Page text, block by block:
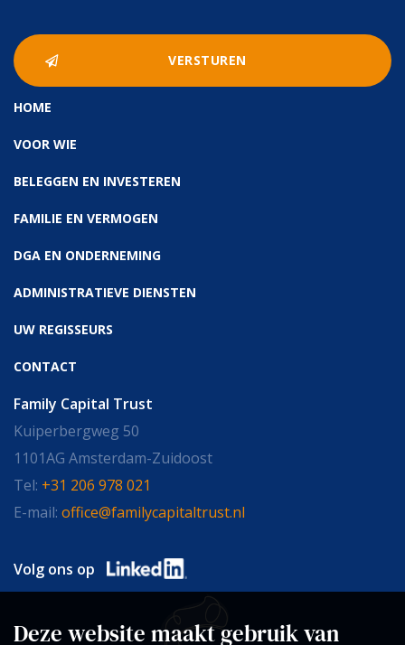
HOME
VOOR WIE
BELEGGEN EN INVESTEREN
FAMILIE EN VERMOGEN
DGA EN ONDERNEMING
ADMINISTRATIEVE DIENSTEN
UW REGISSEURS
CONTACT
Family Capital Trust
Kuiperbergweg 50
1101AG Amsterdam-Zuidoost
Tel: +31 206 978 021
E-mail: office@familycapitaltrust.nl
Volg ons op
Deze website maakt gebruik van